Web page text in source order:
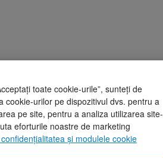
toate cookie-urile”, sunteți de
cookie-urilor pe dispozitivul dvs. pentru a
pe site, pentru a analiza utilizarea site-
eforturile noastre de marketing
și modulele cookie